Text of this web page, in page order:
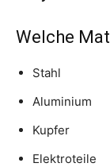
Welche
Stahl
Aluminium
Kupfer
Elektroteile